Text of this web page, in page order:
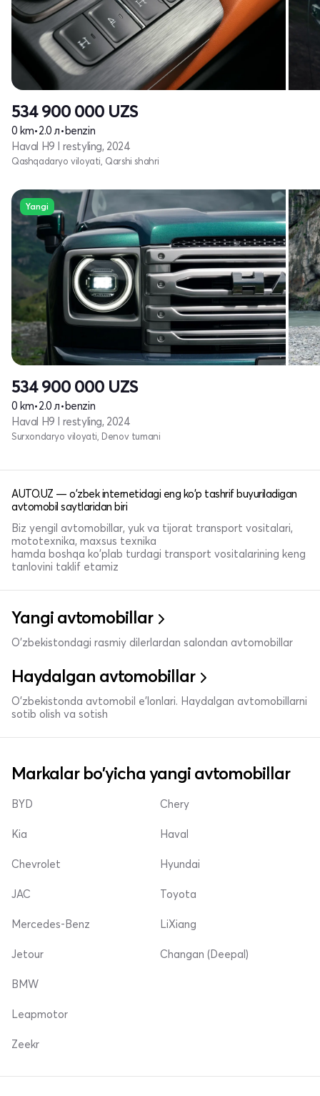
534 900 000 UZS
0 km•2.0 л•benzin
Haval H9 I restyling, 2024
Qashqadaryo viloyati, Qarshi shahri
Yangi
534 900 000 UZS
0 km•2.0 л•benzin
Haval H9 I restyling, 2024
Surxondaryo viloyati, Denov tumani
AUTO.UZ — o'zbek internetidagi eng ko'p tashrif buyuriladigan
avtomobil saytlaridan biri
Biz yengil avtomobillar, yuk va tijorat transport vositalari,
mototexnika, maxsus texnika
hamda boshqa ko'plab turdagi transport vositalarining keng
tanlovini taklif etamiz
Yangi avtomobillar
O'zbekistondagi rasmiy dilerlardan salondan avtomobillar
Haydalgan avtomobillar
O'zbekistonda avtomobil e’lonlari. Haydalgan avtomobillarni
sotib olish va sotish
Markalar bo'yicha yangi avtomobillar
BYD
Kia
Chevrolet
Chery
Haval
Hyundai
JAC
Mercedes-Benz
Jetour
Toyota
LiXiang
Changan (Deepal)
BMW
Leapmotor
Zeekr